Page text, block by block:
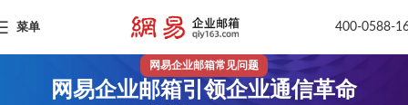
菜单 400-0588-
网易企业邮箱常见问题
网易企业邮箱引领企业通信革命